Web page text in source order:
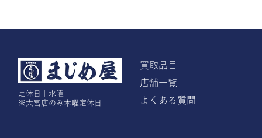
定休日｜水曜
※大宮店のみ木曜定休日
買取品目
店舗一覧
よくある質問